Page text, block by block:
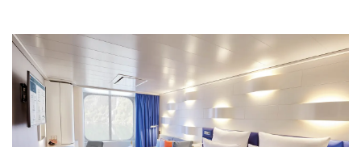
Französische Balkonkabine-[03]